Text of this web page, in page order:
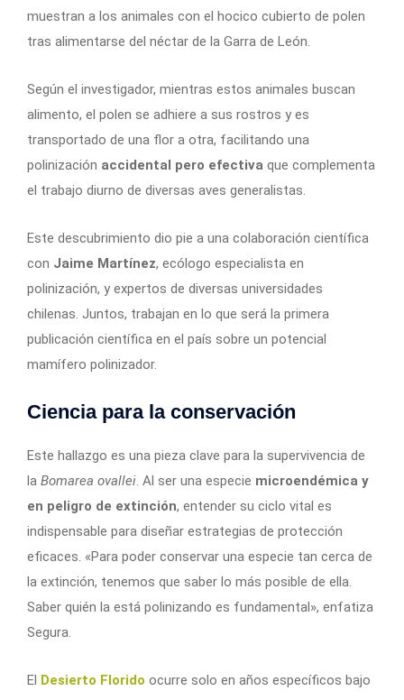
muestran a los animales con el hocico cubierto de polen
tras alimentarse del néctar de la Garra de León.
Según el investigador, mientras estos animales buscan
alimento, el polen se adhiere a sus rostros y es
transportado de una flor a otra, facilitando una
polinización accidental pero efectiva que complementa
el trabajo diurno de diversas aves generalistas.
Este descubrimiento dio pie a una colaboración científica
con Jaime Martínez, ecólogo especialista en
polinización, y expertos de diversas universidades
chilenas. Juntos, trabajan en lo que será la primera
publicación científica en el país sobre un potencial
mamífero polinizador.
Ciencia para la conservación
Este hallazgo es una pieza clave para la supervivencia de
la Bomarea ovallei. Al ser una especie microendémica y
en peligro de extinción, entender su ciclo vital es
indispensable para diseñar estrategias de protección
eficaces. «Para poder conservar una especie tan cerca de
la extinción, tenemos que saber lo más posible de ella.
Saber quién la está polinizando es fundamental», enfatiza
Segura.
El Desierto Florido ocurre solo en años específicos bajo